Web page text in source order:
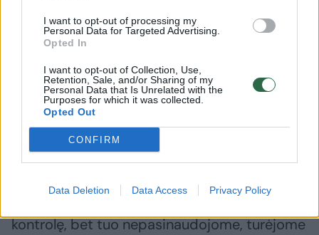
I want to opt-out of processing my
Personal Data for Targeted Advertising.
Opted In
I want to opt-out of Collection, Use,
Retention, Sale, and/or Sharing of my
Personal Data that Is Unrelated with the
Purposes for which it was collected.
Opted Out
CONFIRM
Data Deletion Data Access Privacy Policy
žinia apie vengro B. Varga
būklę: žaidėjui lūžo kaukolė
vengrai
ištiktam
kontrolę, bet tuo nepasinaudojome, turėjome